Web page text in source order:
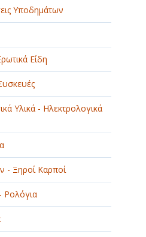
Υποδημάτων
Είδη
Υλικά - Ηλεκτρολογικά
- Ξηροί Καρποί
Ρολόγια